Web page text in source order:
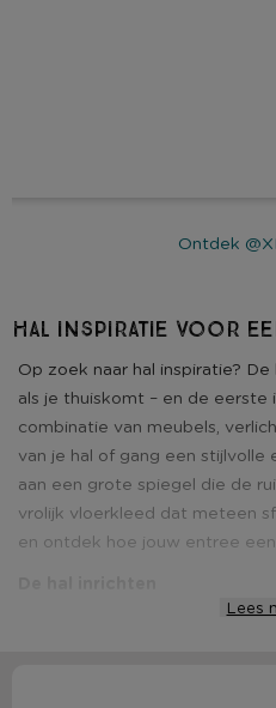
Ontdek
Hal inspiratie voor
Op zoek naar hal inspiratie?
als je thuiskomt – en de
combinatie van meubels,
van je hal of gang een stijlvolle
aan een grote spiegel die de
vrolijk vloerkleed dat meteen
en ontdek hoe jouw entree
Lees